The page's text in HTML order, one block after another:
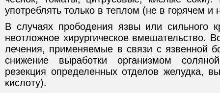
употреблять только в теплом (не в горячем
В случаях прободения язвы или сильного
неотложное хирургическое вмешательство.
лечения, применяемые в связи с язвенной
снижение выработки организмом
резекция определенных отделов желудка,
кислоту).